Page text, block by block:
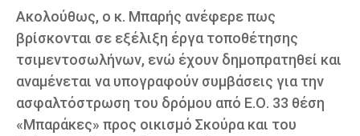
Ακολούθως, ο κ. Μπαρής ανέφερε πως
βρίσκονται σε εξέλιξη έργα τοποθέτησης
τσιμεντοσωλήνων, ενώ έχουν δημοπρατηθεί και
αναμένεται να υπογραφούν συμβάσεις για την
ασφαλτόστρωση του δρόμου από Ε.Ο. 33 θέση
«Μπαράκες» προς οικισμό Σκούρα και του